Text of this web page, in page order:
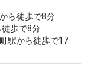
ら徒歩で8分
歩で8分
駅から徒歩で17